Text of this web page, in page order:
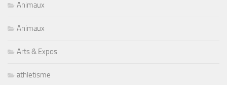
Animaux
Animaux
Arts & Expos
athletisme